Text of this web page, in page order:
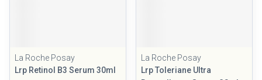
La Roche Posay
Lrp Retinol B3 Serum 30ml
La Roche Posay
Lrp Toleriane Ultra